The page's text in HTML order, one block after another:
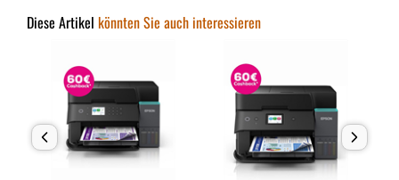
Diese Artikel könnten Sie auch interessieren